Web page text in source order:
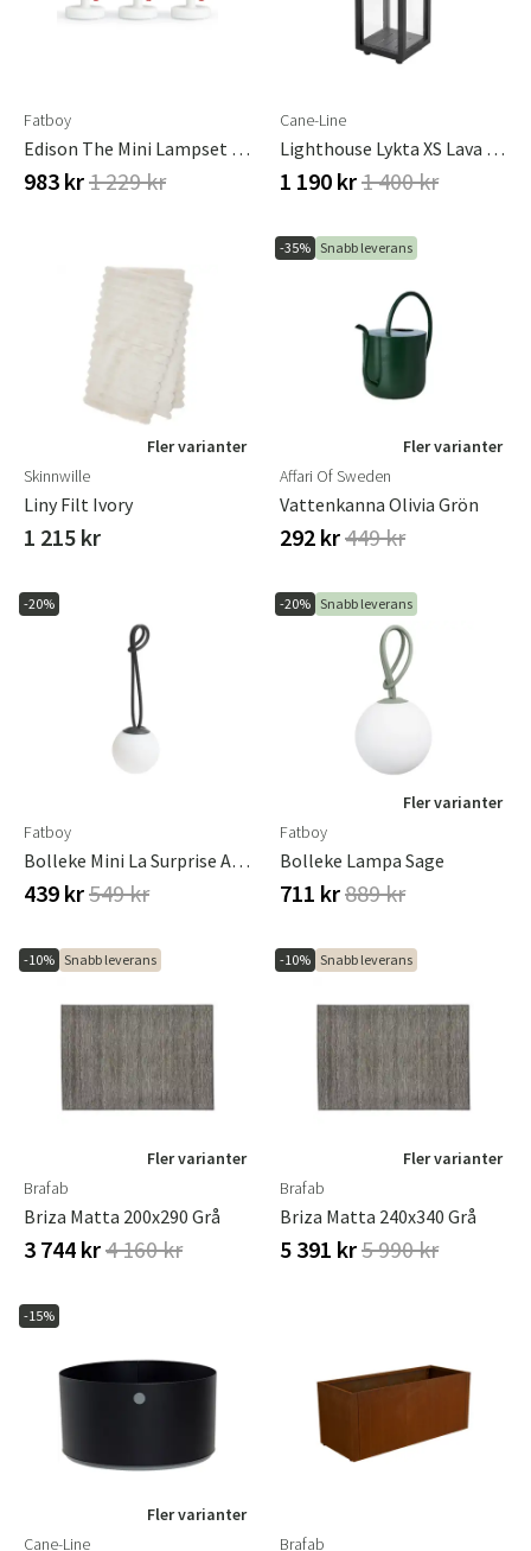
Fatboy
Edison The Mini Lampset 3 St
983 kr1 229 kr
Cane-Line
Lighthouse Lykta XS Lava Grey
1 190 kr1 400 kr
Fler varianter
Skinnwille
Liny Filt Ivory
1 215 kr
-35% Snabb leverans
Fler varianter
Affari Of Sweden
Vattenkanna Olivia Grön
292 kr449 kr
-20%
Fatboy
Bolleke Mini La Surprise Anthracite
439 kr549 kr
-20% Snabb leverans
Fler varianter
Fatboy
Bolleke Lampa Sage
711 kr889 kr
-10% Snabb leverans
Fler varianter
Brafab
Briza Matta 200x290 Grå
3 744 kr4 160 kr
-10% Snabb leverans
Fler varianter
Brafab
Briza Matta 240x340 Grå
5 391 kr5 990 kr
-15%
Fler varianter
Cane-Line
Brafab